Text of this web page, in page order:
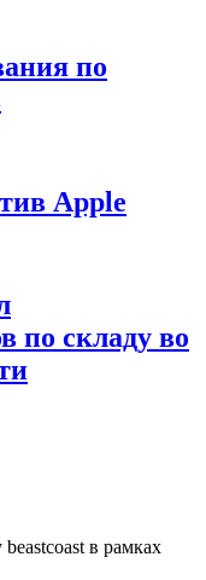
по
Apple
по складу во
в рамках